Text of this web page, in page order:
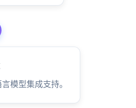
模型集成支持。